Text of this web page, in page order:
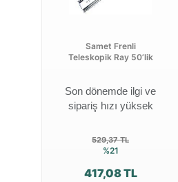
Samet Frenli
Teleskopik Ray 50’lik
Son dönemde ilgi ve
sipariş hızı yüksek
529,37 TL
%21
417,08 TL